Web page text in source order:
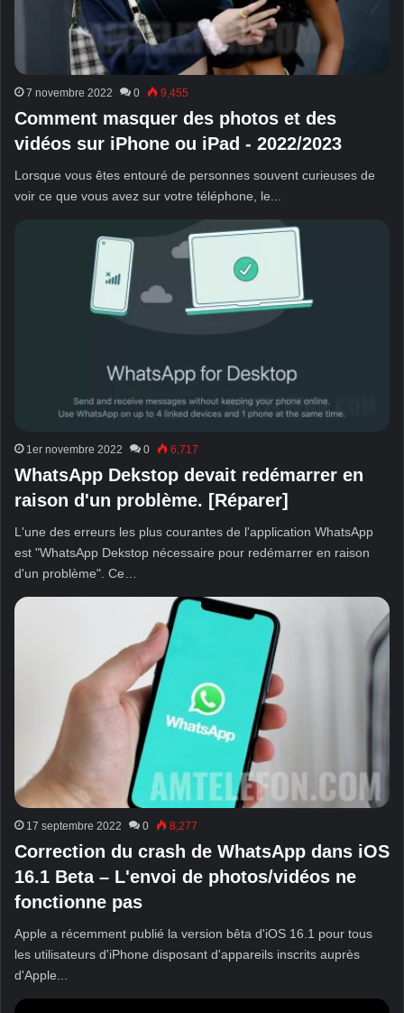
7 novembre 2022 0 9,455
Comment masquer des photos et des
vidéos sur iPhone ou iPad - 2022/2023
Lorsque vous êtes entouré de personnes souvent curieuses de
voir ce que vous avez sur votre téléphone, le...
1er novembre 2022 0 6,717
WhatsApp Dekstop devait redémarrer en
raison d'un problème. [Réparer]
L'une des erreurs les plus courantes de l'application WhatsApp
est "WhatsApp Dekstop nécessaire pour redémarrer en raison
d'un problème". Ce…
17 septembre 2022 0 8,277
Correction du crash de WhatsApp dans iOS
16.1 Beta – L'envoi de photos/vidéos ne
fonctionne pas
Apple a récemment publié la version bêta d'iOS 16.1 pour tous
les utilisateurs d'iPhone disposant d'appareils inscrits auprès
d'Apple...